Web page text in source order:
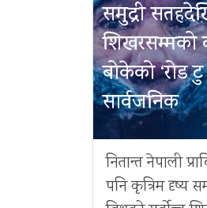
समुद्री
शिखरसम्मको
बोकेको ‘रोड
सार्वजनिक
नितान्त नेपाली
पनि कृत्रिम दृष्य